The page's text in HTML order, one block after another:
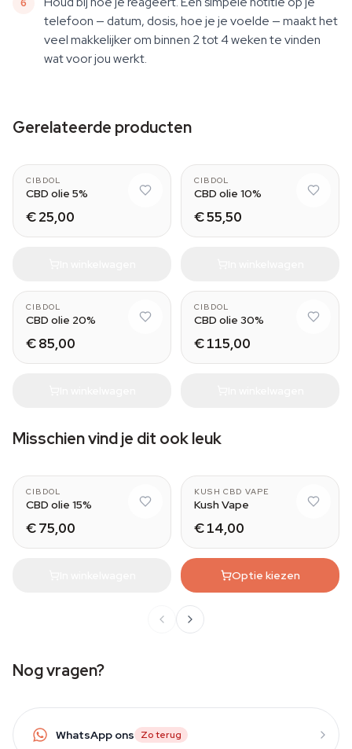
telefoon — datum, dosis, hoe je je voelde — maakt het
veel makkelijker om binnen 2 tot 4 weken te vinden
wat voor jou werkt.
Gerelateerde producten
CIBDOL
CBD olie 5%
€ 25,00
CIBDOL
CBD olie 10%
€ 55,50
CIBDOL
CBD olie 20%
€ 85,00
CIBDOL
CBD olie 30%
€ 115,00
Misschien vind je dit ook leuk
CIBDOL
CBD olie 15%
€ 75,00
KUSH CBD VAPE
Kush Vape
€ 14,00
Optie kiezen
Nog vragen?
WhatsApp ons Zo terug